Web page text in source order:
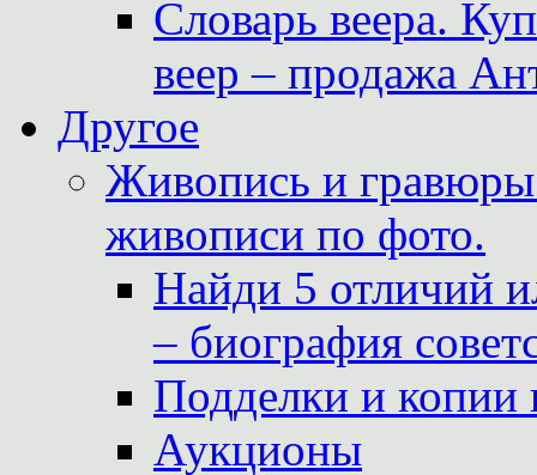
Словарь веера.
веер – продажа
Другое
Живопись и
живописи по фото.
Найди 5 отличий
– биография
Подделки и копии
Аукционы